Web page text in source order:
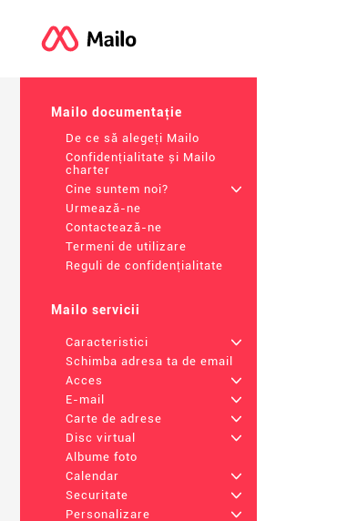
Mailo documentație
De ce să alegeți Mailo
Confidențialitate și Mailo
charter
Cine suntem noi?
+
Urmează-ne
Contactează-ne
Termeni de utilizare
Reguli de confidențialitate
Mailo servicii
Caracteristici
+
Schimba adresa ta de email
Acces
+
E-mail
+
Carte de adrese
+
Disc virtual
+
Albume foto
Calendar
+
Securitate
+
Personalizare
+